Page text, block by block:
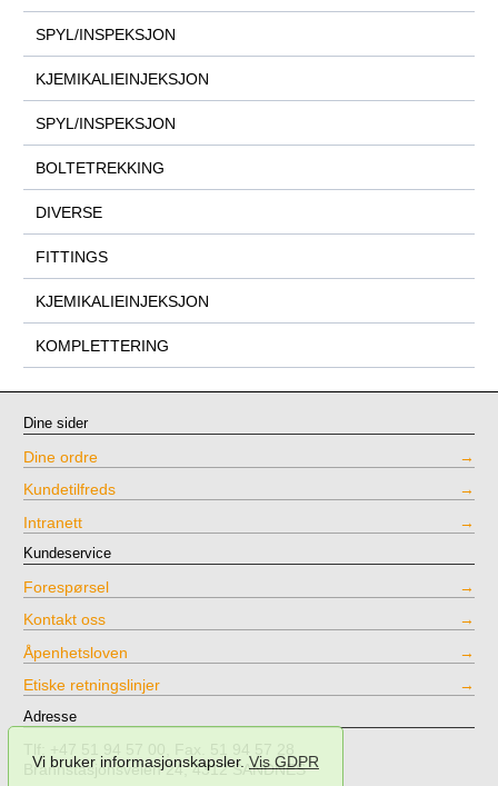
Vi bruker informasjonskapsler.Vis GDPR
SPYL/INSPEKSJON
KJEMIKALIEINJEKSJON
SPYL/INSPEKSJON
BOLTETREKKING
DIVERSE
FITTINGS
KJEMIKALIEINJEKSJON
KOMPLETTERING
Dine sider
Dine ordre
Kundetilfreds
Intranett
Kundeservice
Forespørsel
Kontakt oss
Åpenhetsloven
Etiske retningslinjer
Adresse
Tlf: +47 51 94 57 00, Fax. 51 94 57 28
Brannstasjonsveien 24, 4312 SANDNES